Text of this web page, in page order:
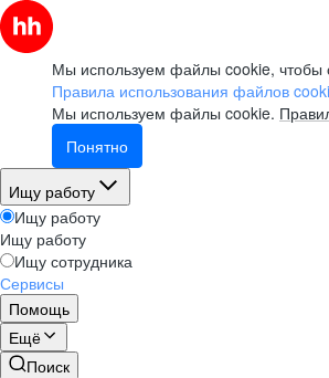
Мы используем файлы cookie, чтобы
Правила использования файлов
Мы используем файлы cookie.
Понятно
Ищу работу
Ищу работу
Ищу работу
Ищу сотрудника
Сервисы
Помощь
Ещё
Поиск